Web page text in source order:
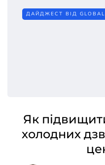
ДАЙДЖЕСТ ВІД GLOBAL
Як
холодних